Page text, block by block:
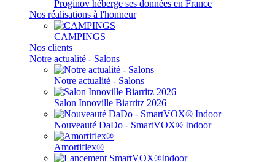
Proginov héberge ses données en France
Nos réalisations à l'honneur
CAMPINGS
Nos clients
Notre actualité - Salons
Notre actualité - Salons
Salon Innoville Biarritz 2026
Nouveauté DaDo - SmartVOX® Indoor
Amortiflex®